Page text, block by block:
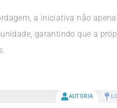
a iniciativa não
garantindo que a
AUTORIA